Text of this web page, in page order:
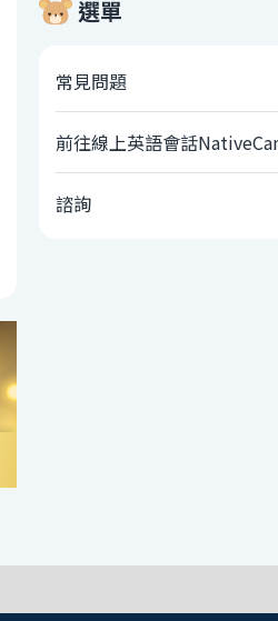
選單
常見問題
前往線上英語會話
諮詢